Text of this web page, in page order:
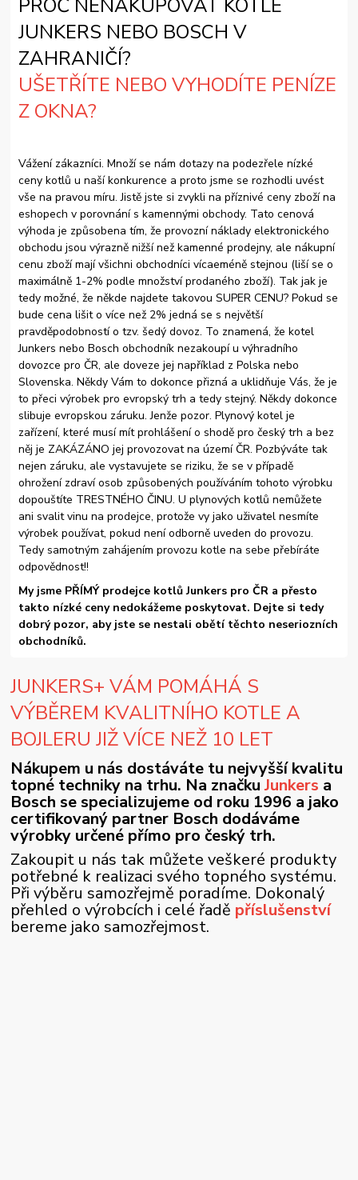
PROČ NENAKUPOVAT KOTLE
JUNKERS NEBO BOSCH V
ZAHRANIČÍ?
UŠETŘÍTE NEBO VYHODÍTE PENÍZE
Z OKNA?
Vážení zákazníci. Množí se nám dotazy na podezřele nízké
ceny kotlů u naší konkurence a proto jsme se rozhodli uvést
vše na pravou míru. Jistě jste si zvykli na příznivé ceny zboží na
eshopech v porovnání s kamennými obchody. Tato cenová
výhoda je způsobena tím, že provozní náklady elektronického
obchodu jsou výrazně nižší než kamenné prodejny, ale nákupní
cenu zboží mají všichni obchodníci vícaeméně stejnou (liší se o
maximálně 1-2% podle množství prodaného zboží). Tak jak je
tedy možné, že někde najdete takovou SUPER CENU? Pokud se
bude cena lišit o více než 2% jedná se s největší
pravděpodobností o tzv. šedý dovoz. To znamená, že kotel
Junkers nebo Bosch obchodník nezakoupí u výhradního
dovozce pro ČR, ale doveze jej například z Polska nebo
Slovenska. Někdy Vám to dokonce přizná a uklidňuje Vás, že je
to přeci výrobek pro evropský trh a tedy stejný. Někdy dokonce
slibuje evropskou záruku. Jenže pozor. Plynový kotel je
zařízení, které musí mít prohlášení o shodě pro český trh a bez
něj je ZAKÁZÁNO jej provozovat na území ČR. Pozbýváte tak
nejen záruku, ale vystavujete se riziku, že se v případě
ohrožení zdraví osob způsobených používáním tohoto výrobku
dopouštíte TRESTNÉHO ČINU. U plynových kotlů nemůžete
ani svalit vinu na prodejce, protože vy jako uživatel nesmíte
výrobek používat, pokud není odborně uveden do provozu.
Tedy samotným zahájením provozu kotle na sebe přebíráte
odpovědnost!!
My jsme PŘÍMÝ prodejce kotlů Junkers pro ČR a přesto
takto nízké ceny nedokážeme poskytovat. Dejte si tedy
dobrý pozor, aby jste se nestali obětí těchto neseriozních
obchodníků.
JUNKERS+ VÁM POMÁHÁ S
VÝBĚREM KVALITNÍHO KOTLE A
BOJLERU JIŽ VÍCE NEŽ 10 LET
Nákupem u nás dostáváte tu nejvyšší kvalitu
topné techniky na trhu. Na značkuJunkers a
Bosch se specializujeme od roku 1996 a jako
certifikovaný partner Bosch dodáváme
výrobky určené přímo pro český trh.
Zakoupit u nás tak můžete veškeré produkty
potřebné k realizaci svého topného systému.
Při výběru samozřejmě poradíme. Dokonalý
přehled o výrobcích i celé řadě příslušenství
bereme jako samozřejmost.